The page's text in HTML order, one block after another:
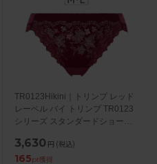
TR0123Hikini｜トリンプ レッド
レーベル バイ トリンプ TR0123
シリーズ スタンダードショーツ
3,630 円 (税込)
165pt獲得